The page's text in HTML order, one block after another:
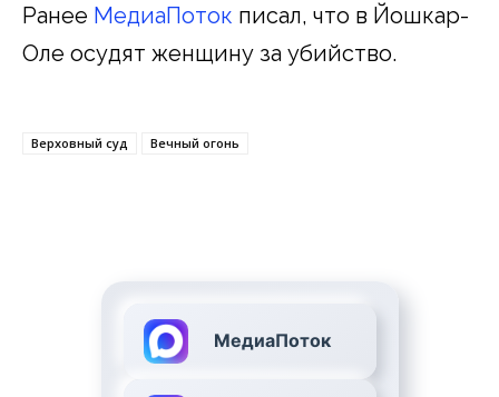
Ранее МедиаПоток писал, что в Йошкар-
Оле осудят женщину за убийство.
Верховный суд Вечный огонь
МедиаПоток